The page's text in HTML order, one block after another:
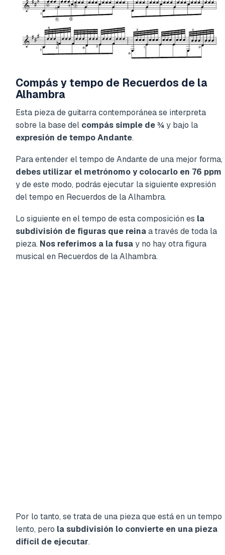
Compás y tempo de Recuerdos de la
Alhambra
Esta pieza de guitarra contemporánea se interpreta
sobre la base del compás simple de ¾ y bajo la
expresión de tempo Andante.
Para entender el tempo de Andante de una mejor forma,
debes utilizar el metrónomo y colocarlo en 76 ppm
y de este modo, podrás ejecutar la siguiente expresión
del tempo en Recuerdos de la Alhambra.
Lo siguiente en el tempo de esta composición es la
subdivisión de figuras que reinaa través de toda la
pieza. Nos referimos a la fusay no hay otra figura
musical en Recuerdos de la Alhambra.
Por lo tanto, se trata de una pieza que está en un tempo
lento, pero la subdivisión lo convierte en una pieza
difícil de ejecutar.